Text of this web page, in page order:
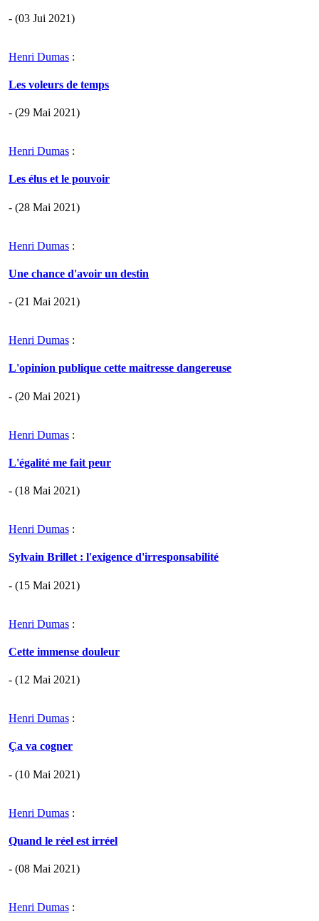
- (03 Jui 2021)
Henri Dumas :
Les voleurs de temps
- (29 Mai 2021)
Henri Dumas :
Les élus et le pouvoir
- (28 Mai 2021)
Henri Dumas :
Une chance d'avoir un destin
- (21 Mai 2021)
Henri Dumas :
L'opinion publique cette maitresse dangereuse
- (20 Mai 2021)
Henri Dumas :
L'égalité me fait peur
- (18 Mai 2021)
Henri Dumas :
Sylvain Brillet : l'exigence d'irresponsabilité
- (15 Mai 2021)
Henri Dumas :
Cette immense douleur
- (12 Mai 2021)
Henri Dumas :
Ça va cogner
- (10 Mai 2021)
Henri Dumas :
Quand le réel est irréel
- (08 Mai 2021)
Henri Dumas :